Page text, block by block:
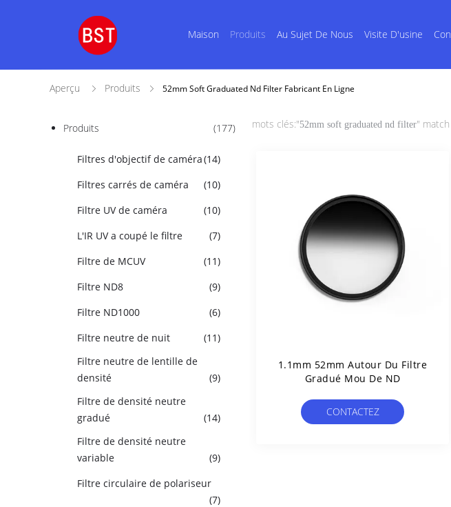
Maison Produits Au Sujet De Nous Visite D'usine
Aperçu Produits 52mm Soft Graduated Nd Filter Fabricant En Ligne
Produits (177)
Filtres d'objectif de caméra(14)
Filtres carrés de caméra
(10)
Filtre UV de caméra
(10)
L'IR UV a coupé le filtre
(7)
Filtre de MCUV
(11)
Filtre ND8
(9)
Filtre ND1000
(6)
Filtre neutre de nuit
(11)
Filtre neutre de lentille de
densité
(9)
Filtre de densité neutre
gradué
(14)
Filtre de densité neutre
variable
(9)
Filtre circulaire de polariseur
(7)
mots clés:"52mm soft graduated nd filter"
1.1mm 52mm Autour Du Filtre
Gradué Mou De ND
CONTACTEZ